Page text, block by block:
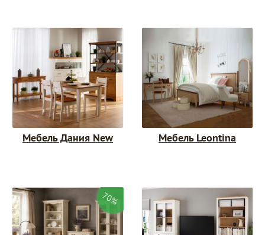
Мебель Дания New Мебель Leontina
70%